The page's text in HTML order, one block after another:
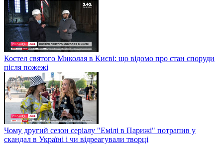
Костел святого Миколая в Києві: що відомо про стан споруди
після пожежі
Чому другий сезон серіалу "Емілі в Парижі" потрапив у
скандал в Україні і чи відреагували творці